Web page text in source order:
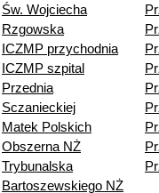
Św. Wojciecha
Rzgowska
ICZMP przychodnia
ICZMP szpital
Przednia
Sczanieckiej
Matek Polskich
Obszerna NŻ
Trybunalska
Bartoszewskiego NŻ